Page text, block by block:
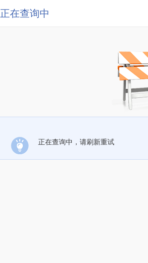
正在查询中
正在查询中，请刷新重试